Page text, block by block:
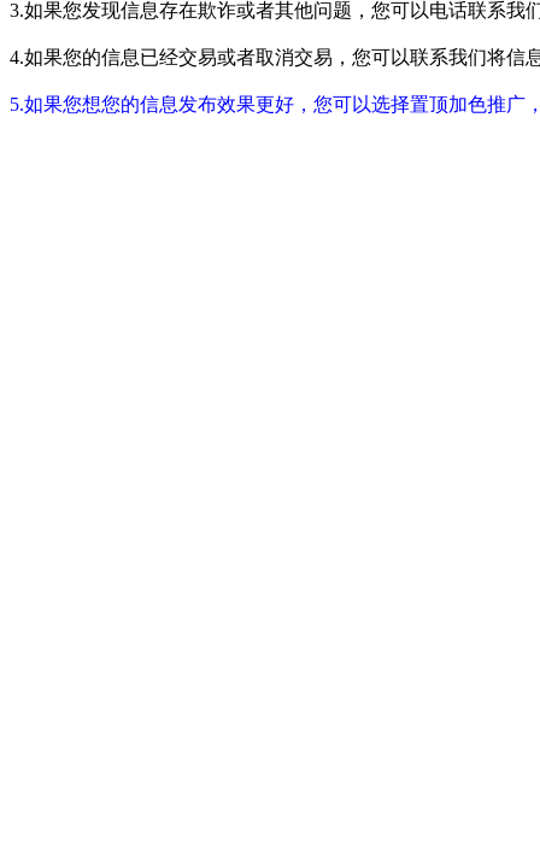
3.如果您发现信息存在欺诈或者其他问题，您可以电话联系我
4.如果您的信息已经交易或者取消交易，您可以联系我们将信
5.如果您想您的信息发布效果更好，您可以选择置顶加色推广